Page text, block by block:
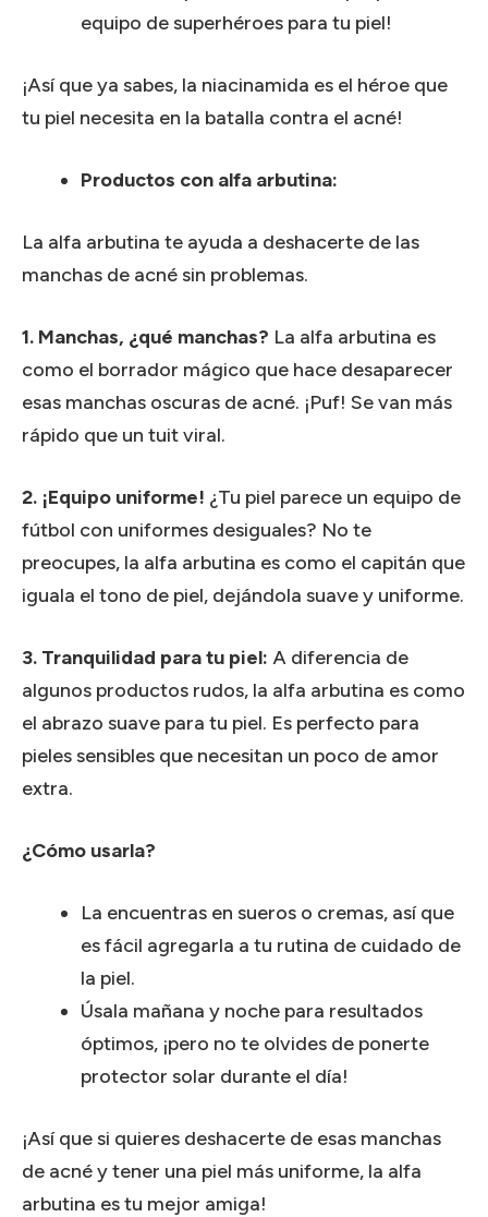
equipo de superhéroes para tu piel!
¡Así que ya sabes, la niacinamida es el héroe que
tu piel necesita en la batalla contra el acné!
Productos con alfa arbutina:
La alfa arbutina te ayuda a deshacerte de las
manchas de acné sin problemas.
1. Manchas, ¿qué manchas? La alfa arbutina es
como el borrador mágico que hace desaparecer
esas manchas oscuras de acné. ¡Puf! Se van más
rápido que un tuit viral.
2. ¡Equipo uniforme! ¿Tu piel parece un equipo de
fútbol con uniformes desiguales? No te
preocupes, la alfa arbutina es como el capitán que
iguala el tono de piel, dejándola suave y uniforme.
3. Tranquilidad para tu piel: A diferencia de
algunos productos rudos, la alfa arbutina es como
el abrazo suave para tu piel. Es perfecto para
pieles sensibles que necesitan un poco de amor
extra.
¿Cómo usarla?
La encuentras en sueros o cremas, así que
es fácil agregarla a tu rutina de cuidado de
la piel.
Úsala mañana y noche para resultados
óptimos, ¡pero no te olvides de ponerte
protector solar durante el día!
¡Así que si quieres deshacerte de esas manchas
de acné y tener una piel más uniforme, la alfa
arbutina es tu mejor amiga!